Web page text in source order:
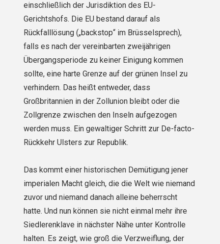
einschließlich der Jurisdiktion des EU-
Gerichtshofs. Die EU bestand darauf als
Rückfalllösung („backstop“ im Brüsselsprech),
falls es nach der vereinbarten zweijährigen
Übergangsperiode zu keiner Einigung kommen
sollte, eine harte Grenze auf der grünen Insel zu
verhindern. Das heißt entweder, dass
Großbritannien in der Zollunion bleibt oder die
Zollgrenze zwischen den Inseln aufgezogen
werden muss. Ein gewaltiger Schritt zur De-facto-
Rückkehr Ulsters zur Republik.
Das kommt einer historischen Demütigung jener
imperialen Macht gleich, die die Welt wie niemand
zuvor und niemand danach alleine beherrscht
hatte. Und nun können sie nicht einmal mehr ihre
Siedlerenklave in nächster Nähe unter Kontrolle
halten. Es zeigt, wie groß die Verzweiflung, der